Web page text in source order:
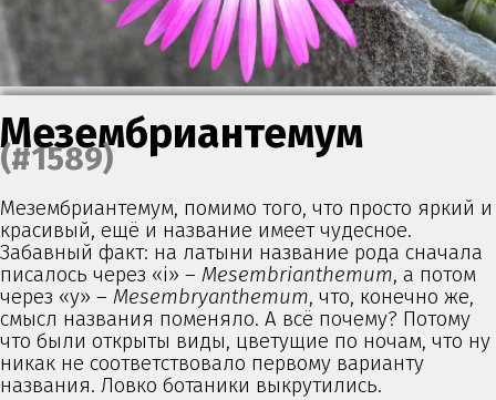
Мезембриантемум
(#1589)
Мезембриантемум, помимо того, что просто яркий и
красивый, ещё и название имеет чудесное.
Забавный факт: на латыни название рода сначала
писалось через «i» – Mesembrianthemum, а потом
через «y» – Mesembryanthemum, что, конечно же,
смысл названия поменяло. А всё почему? Потому
что были открыты виды, цветущие по ночам, что ну
никак не соответствовало первому варианту
названия. Ловко ботаники выкрутились.